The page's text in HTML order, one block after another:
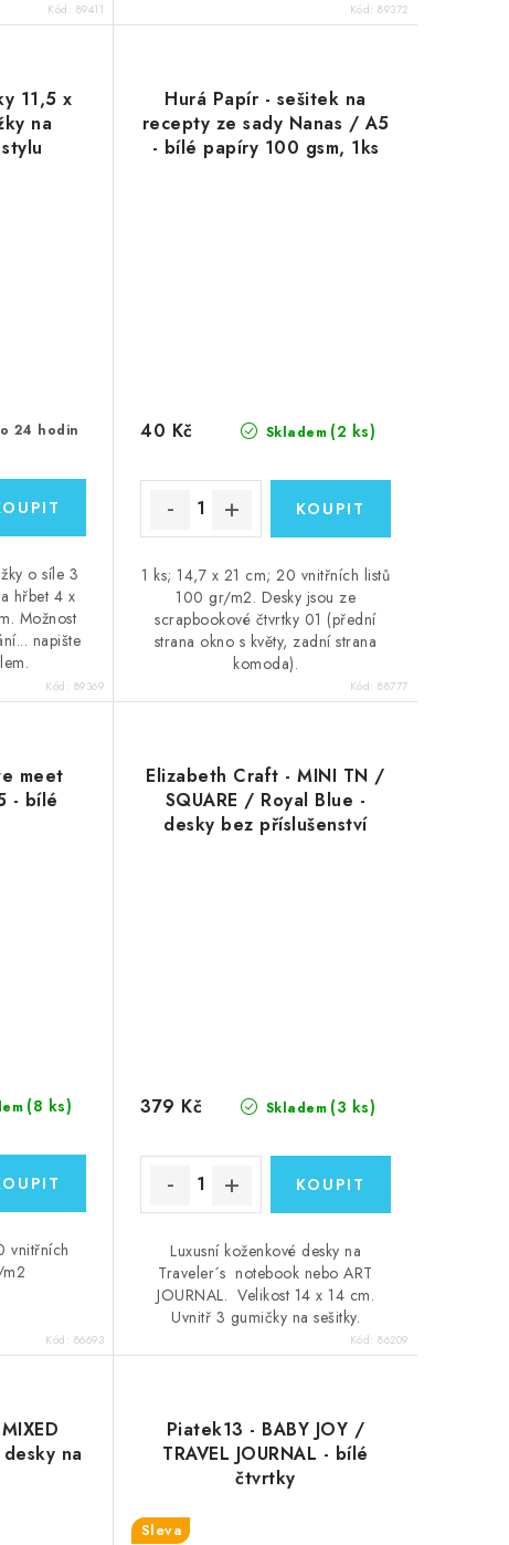
Kód: 89411 Kód:89372
11,5 x
na
24 hodin
o síle 3
hřbet 4 x
Možnost
napište
Kód: 89369
Hurá Papír - sešitek na
recepty ze sady Nanas / A5
- bílé papíry 100 gsm, 1ks
Skladem (2 ks)
40 Kč
1 ks; 14,7 x 21 cm; 20 vnitřních listů
100 gr/m2. Desky jsou ze
scrapbookové čtvrtky 01 (přední
strana okno s květy, zadní strana
komoda).
Kód:88777
meet
- bílé
(8 ks)
vnitřních
Kód: 86693
Elizabeth Craft - MINI TN /
SQUARE / Royal Blue -
desky bez příslušenství
Skladem (3 ks)
379 Kč
Luxusní koženkové desky na
Traveler´s notebook nebo ART
JOURNAL. Velikost 14 x 14 cm.
Uvnitř 3 gumičky na sešitky.
Kód:86209
desky na
Piatek13 - BABY JOY /
TRAVEL JOURNAL - bílé
čtvrtky
Sleva